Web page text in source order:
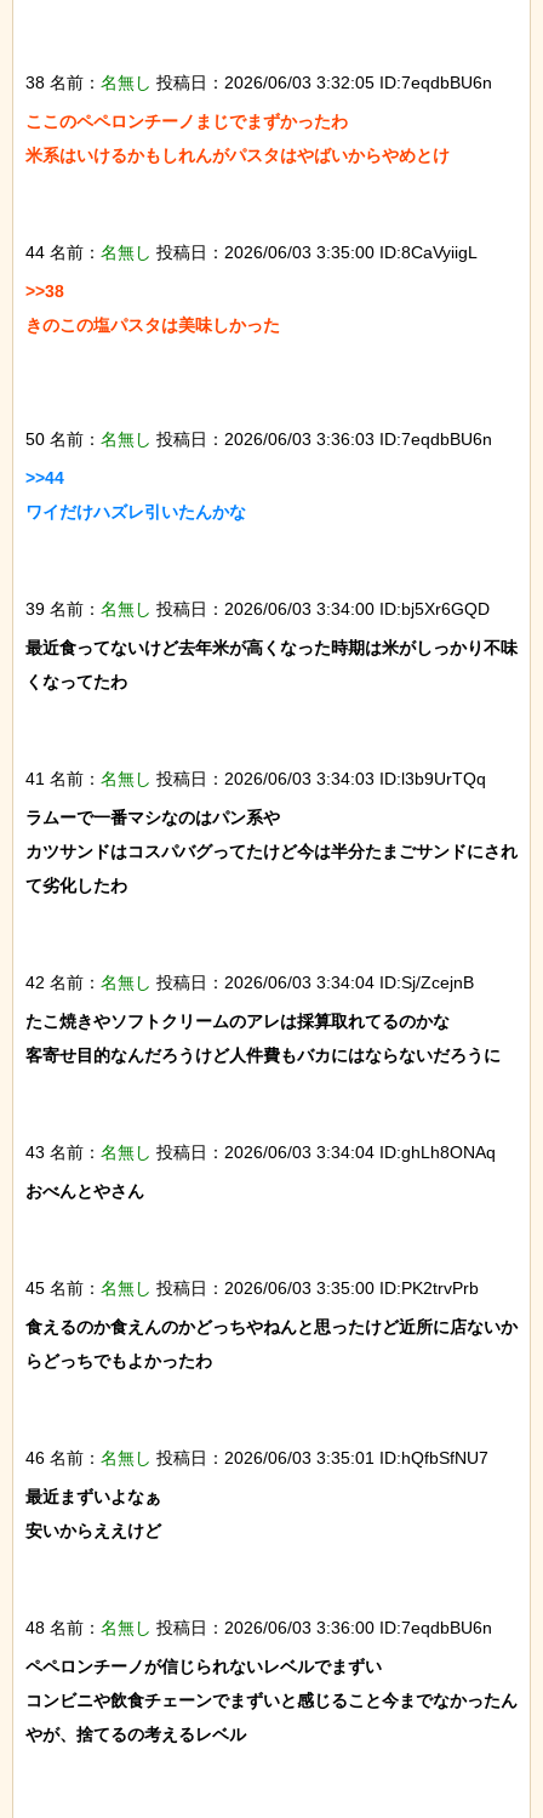
38 名前： 名無し 投稿日：2026/06/03 3:32:05 ID:7eqdbBU6n
ここのペペロンチーノまじでまずかったわ
米系はいけるかもしれんがパスタはやばいからやめとけ
44 名前： 名無し 投稿日：2026/06/03 3:35:00 ID:8CaVyiigL
>>38
きのこの塩パスタは美味しかった
50 名前： 名無し 投稿日：2026/06/03 3:36:03 ID:7eqdbBU6n
>>44
ワイだけハズレ引いたんかな
39 名前： 名無し 投稿日：2026/06/03 3:34:00 ID:bj5Xr6GQD
最近食ってないけど去年米が高くなった時期は米がしっかり不味
くなってたわ
41 名前： 名無し 投稿日：2026/06/03 3:34:03 ID:l3b9UrTQq
ラムーで一番マシなのはパン系や
カツサンドはコスパバグってたけど今は半分たまごサンドにされ
て劣化したわ
42 名前： 名無し 投稿日：2026/06/03 3:34:04 ID:Sj/ZcejnB
たこ焼きやソフトクリームのアレは採算取れてるのかな
客寄せ目的なんだろうけど人件費もバカにはならないだろうに
43 名前： 名無し 投稿日：2026/06/03 3:34:04 ID:ghLh8ONAq
おべんとやさん
45 名前： 名無し 投稿日：2026/06/03 3:35:00 ID:PK2trvPrb
食えるのか食えんのかどっちやねんと思ったけど近所に店ないか
らどっちでもよかったわ
46 名前： 名無し 投稿日：2026/06/03 3:35:01 ID:hQfbSfNU7
最近まずいよなぁ
安いからええけど
48 名前： 名無し 投稿日：2026/06/03 3:36:00 ID:7eqdbBU6n
ペペロンチーノが信じられないレベルでまずい
コンビニや飲食チェーンでまずいと感じること今までなかったん
やが、捨てるの考えるレベル